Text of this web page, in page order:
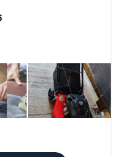
matelas , canapé ,
/